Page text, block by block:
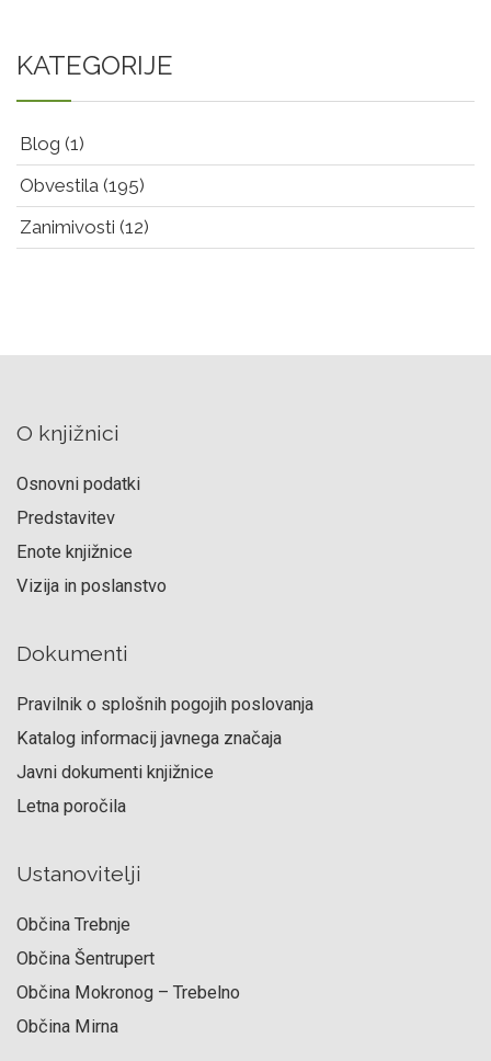
KATEGORIJE
Blog (1)
Obvestila (195)
Zanimivosti (12)
O knjižnici
Osnovni podatki
Predstavitev
Enote knjižnice
Vizija in poslanstvo
Dokumenti
Pravilnik o splošnih pogojih poslovanja
Katalog informacij javnega značaja
Javni dokumenti knjižnice
Letna poročila
Ustanovitelji
Občina Trebnje
Občina Šentrupert
Občina Mokronog – Trebelno
Občina Mirna